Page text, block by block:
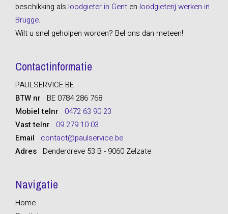
beschikking als loodgieter in Genten loodgieterij werken in
Brugge.
Wilt u snel geholpen worden? Bel ons dan meteen!
Contactinformatie
PAULSERVICE BE
BTW nr BE 0784 286 768
Mobiel telnr 0472 63 90 23
Vast telnr 09 279 10 03
Email
contact@paulservice.be
AdresDenderdreve 53 B - 9060 Zelzate
Navigatie
Home